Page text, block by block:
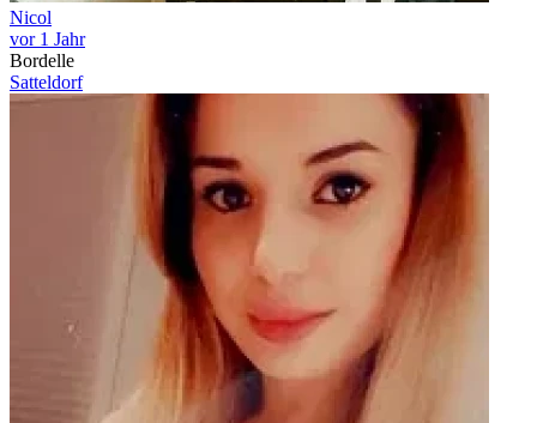
Nicol
vor 1 Jahr
Bordelle
Satteldorf